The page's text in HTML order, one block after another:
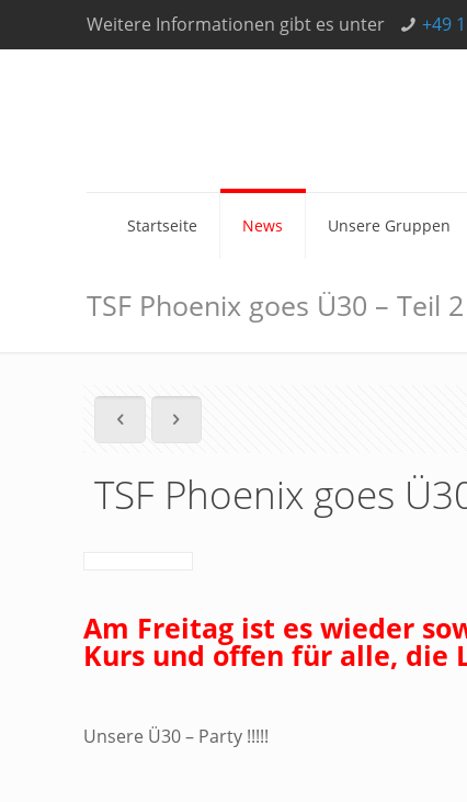
Weitere Informationen gibt es unter +49
Startseite News Unsere Gruppen
TSF Phoenix goes Ü30 – Teil 2
TSF Phoenix goes
Am Freitag ist es wieder
Kurs und offen für alle, die
Unsere Ü30 – Party !!!!!